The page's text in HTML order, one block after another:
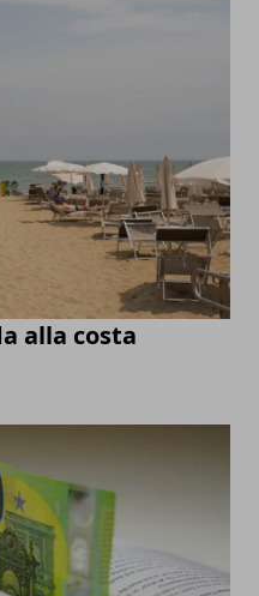
alla costa